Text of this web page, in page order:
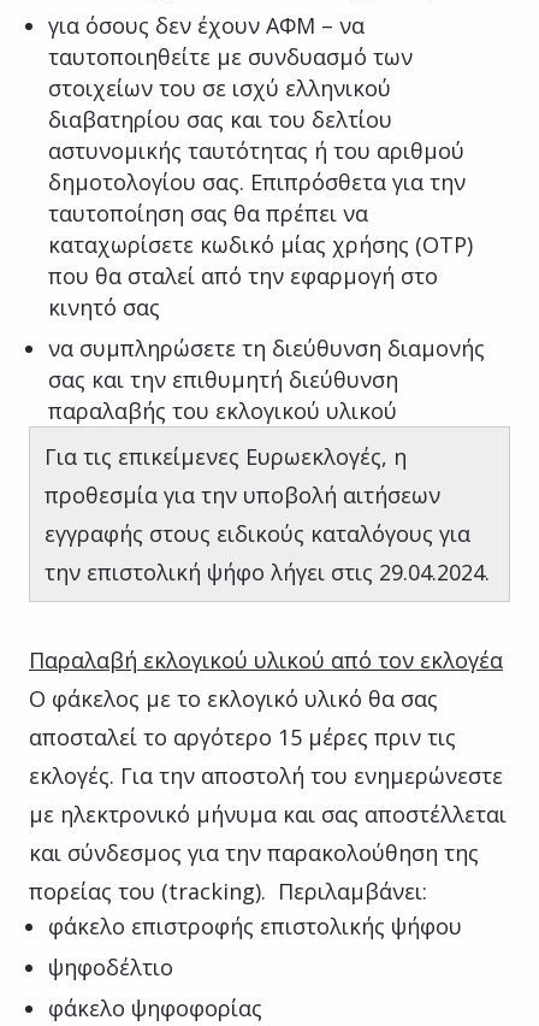
για όσους δεν έχουν ΑΦΜ – να
ταυτοποιηθείτε με συνδυασμό των
στοιχείων του σε ισχύ ελληνικού
διαβατηρίου σας και του δελτίου
αστυνομικής ταυτότητας ή του αριθμού
δημοτολογίου σας. Επιπρόσθετα για την
ταυτοποίηση σας θα πρέπει να
καταχωρίσετε κωδικό μίας χρήσης (OTP)
που θα σταλεί από την εφαρμογή στο
κινητό σας
να συμπληρώσετε τη διεύθυνση διαμονής
σας και την επιθυμητή διεύθυνση
παραλαβής του εκλογικού υλικού
Για τις επικείμενες Ευρωεκλογές, η
προθεσμία για την υποβολή αιτήσεων
εγγραφής στους ειδικούς καταλόγους για
την επιστολική ψήφο λήγει στις 29.04.2024.
Παραλαβή εκλογικού υλικού από τον εκλογέα
Ο φάκελος με το εκλογικό υλικό θα σας
αποσταλεί το αργότερο 15 μέρες πριν τις
εκλογές. Για την αποστολή του ενημερώνεστε
με ηλεκτρονικό μήνυμα και σας αποστέλλεται
και σύνδεσμος για την παρακολούθηση της
πορείας του (tracking). Περιλαμβάνει:
φάκελο επιστροφής επιστολικής ψήφου
ψηφοδέλτιο
φάκελο ψηφοφορίας